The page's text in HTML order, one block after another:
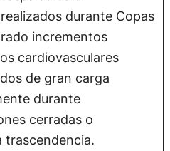
durante Copas
incrementos
cardiovasculares
de gran carga
durante
cerradas o
trascendencia.